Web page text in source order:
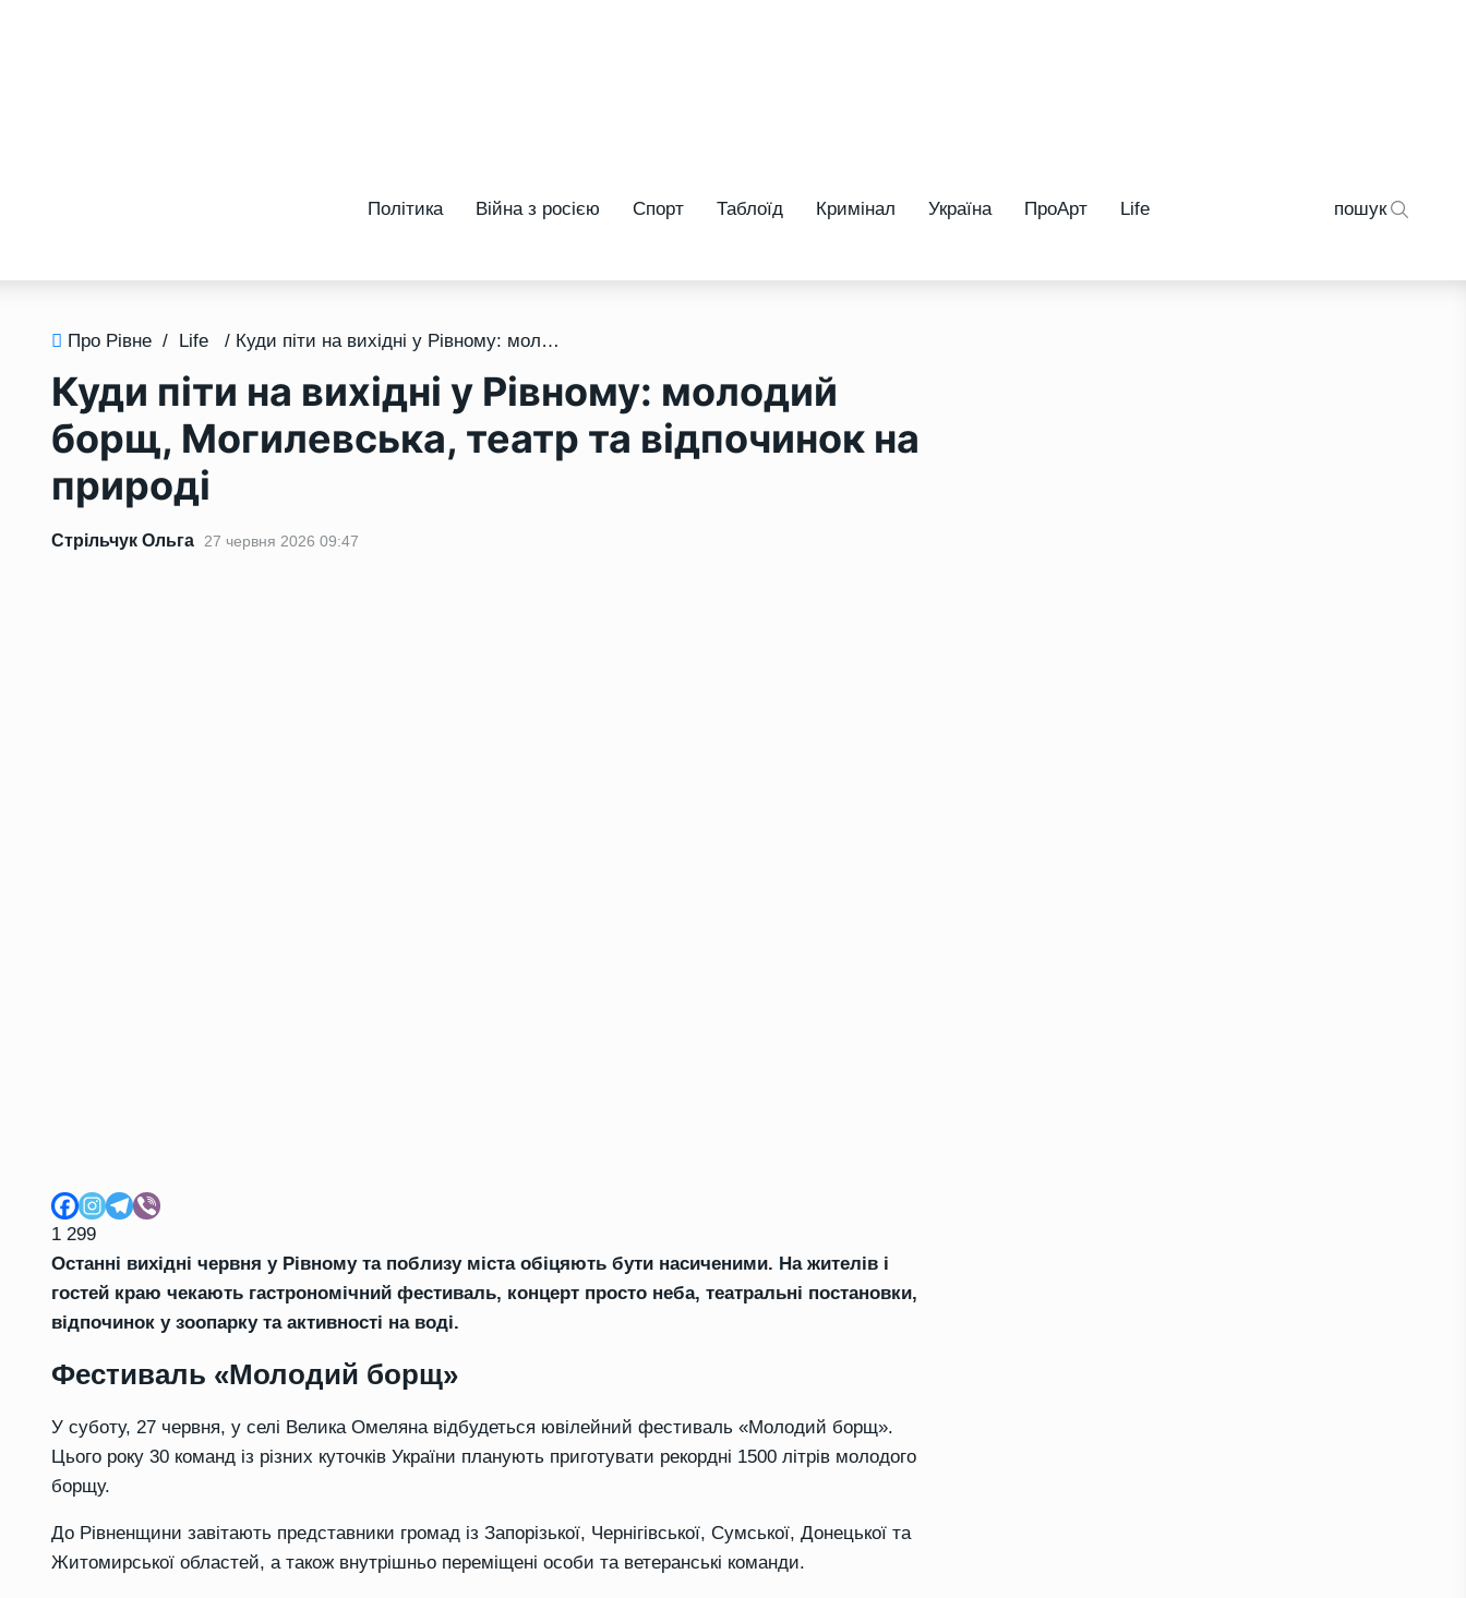
Політика Війна з росією Спорт Таблоїд Кримінал Україна ПроАрт Life пошук
Про Рівне / Life / Куди піти на вихідні у Рівному: молодий борщ, Могилевська, театр та відпочинок на природі
Куди піти на вихідні у Рівному: молодий
борщ, Могилевська, театр та відпочинок на
природі
Стрільчук Ольга 27 червня 2026 09:47
1 299
Останні вихідні червня у Рівному та поблизу міста обіцяють бути насиченими. На жителів і
гостей краю чекають гастрономічний фестиваль, концерт просто неба, театральні постановки,
відпочинок у зоопарку та активності на воді.
Фестиваль «Молодий борщ»
У суботу, 27 червня, у селі Велика Омеляна відбудеться ювілейний фестиваль «Молодий борщ».
Цього року 30 команд із різних куточків України планують приготувати рекордні 1500 літрів молодого
борщу.
До Рівненщини завітають представники громад із Запорізької, Чернігівської, Сумської, Донецької та
Житомирської областей, а також внутрішньо переміщені особи та ветеранські команди.